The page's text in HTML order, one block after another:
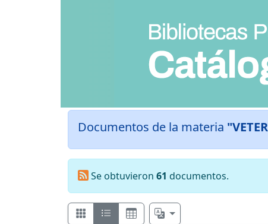
Documentos de la materia
Se obtuvieron 61 documentos.